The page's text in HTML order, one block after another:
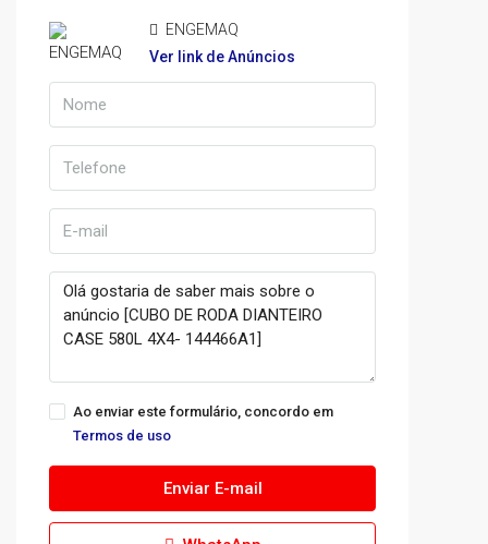
ENGEMAQ
Ver link de Anúncios
Ao enviar este formulário, concordo em
Termos de uso
Enviar E-mail